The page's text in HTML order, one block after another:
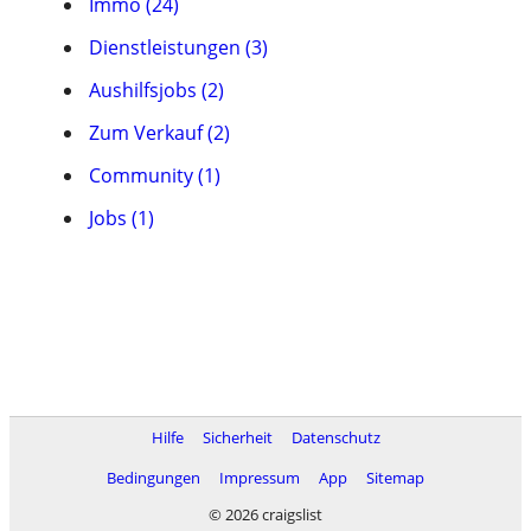
Dienstleistungen (3)
Aushilfsjobs (2)
Zum Verkauf (2)
Community (1)
Jobs (1)
Hilfe Sicherheit
Datenschutz
Bedingungen
Impressum App
Sitemap
© 2026 craigslist